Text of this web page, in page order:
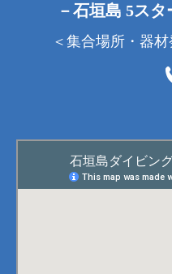
－石垣島 5ス
＜集合場所・器